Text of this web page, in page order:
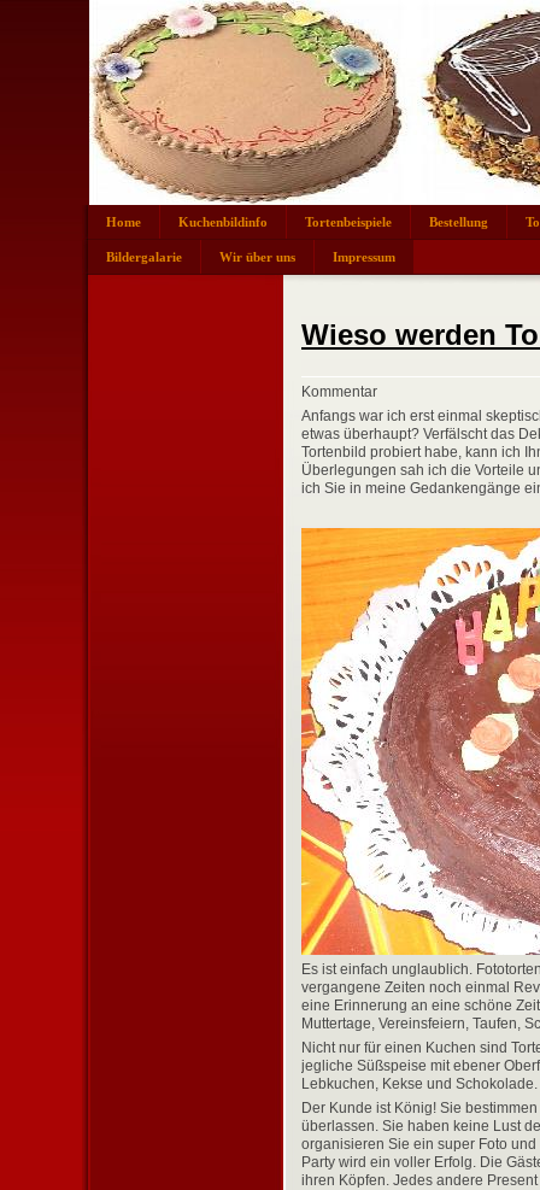
Home Kuchenbildinfo Tortenbeispiele Bestellung
Bildergalarie Wir über uns Impressum
Wieso werden
Kommentar
Anfangs war ich erst einmal
etwas überhaupt? Verfälscht das
Tortenbild probiert habe, kann ich
Überlegungen sah ich die Vorteile
ich Sie in meine Gedankengänge
Es ist einfach unglaublich.
vergangene Zeiten noch einmal
eine Erinnerung an eine schöne
Muttertage, Vereinsfeiern, Taufen,
Nicht nur für einen Kuchen sind
jegliche Süßspeise mit ebener
Lebkuchen, Kekse und
Der Kunde ist König! Sie
überlassen. Sie haben keine Lust
organisieren Sie ein super Foto
Party wird ein voller Erfolg. Die
ihren Köpfen. Jedes andere